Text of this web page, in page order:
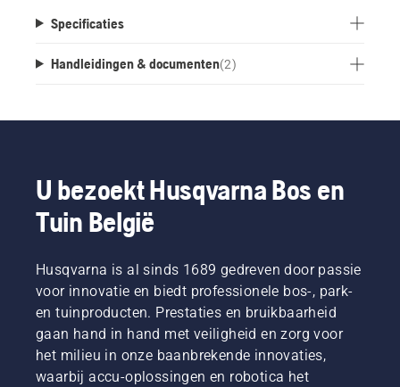
Specificaties
Handleidingen & documenten(2)
U bezoekt Husqvarna Bos en
Tuin België
Husqvarna is al sinds 1689 gedreven door passie
voor innovatie en biedt professionele bos-, park-
en tuinproducten. Prestaties en bruikbaarheid
gaan hand in hand met veiligheid en zorg voor
het milieu in onze baanbrekende innovaties,
waarbij accu-oplossingen en robotica het